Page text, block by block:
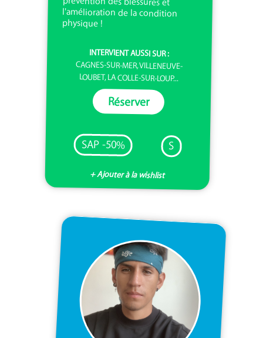
physique !
INTERVIENT AUSSI SUR :
CAGNES-SUR-MER, VILLENEUVE-
LOUBET, LA COLLE-SUR-LOUP...
Réserver
SAP -50% S
+ Ajouter à la wishlist